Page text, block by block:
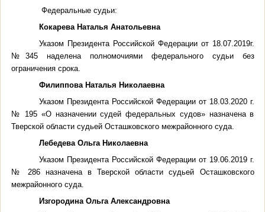
Федеральные судьи:
Кокарева Наталья Анатольевна
Указом Президента Российской Федерации от 18.07.2019г.
№345 наделена полномочиями федерального судьи без
ограничения срока.
Филиппова Наталья Николаевна
Указом Президента Российской Федерации от 18.03.2020 г.
№ 195 «О назначении судей федеральных судов» назначена в
Тверской области судьей Осташковского межрайонного суда.
Лебедева Ольга Николаевна
Указом Президента Российской Федерации от 19.06.2019 г.
№ 286 назначена в Тверской области судьей Осташковского
межрайонного суда.
Изгородина Ольга Александровна